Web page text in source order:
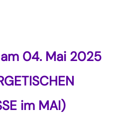
04. Mai 2025
im MAI)